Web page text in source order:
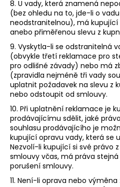
8. U vady, která znamená
(bez ohledu na to, jde-li o
neodstranitelnou), má
anebo přiměřenou slevu z
9. Vyskytla-li se odstranitelná
(obvykle třetí reklamace pro
pro odlišné závady) nebo má
(zpravidla nejméně tři vady
uplatnit požadavek na slevu z
nebo odstoupit od smlouvy.
10. Při uplatnění reklamace je
prodávajícímu sdělit, jaké
souhlasu prodávajícího je
kupující opravu vady, která se
Nezvolí-li kupující si své právo
smlouvy včas, má práva
porušení smlouvy.
11. Není-li oprava nebo